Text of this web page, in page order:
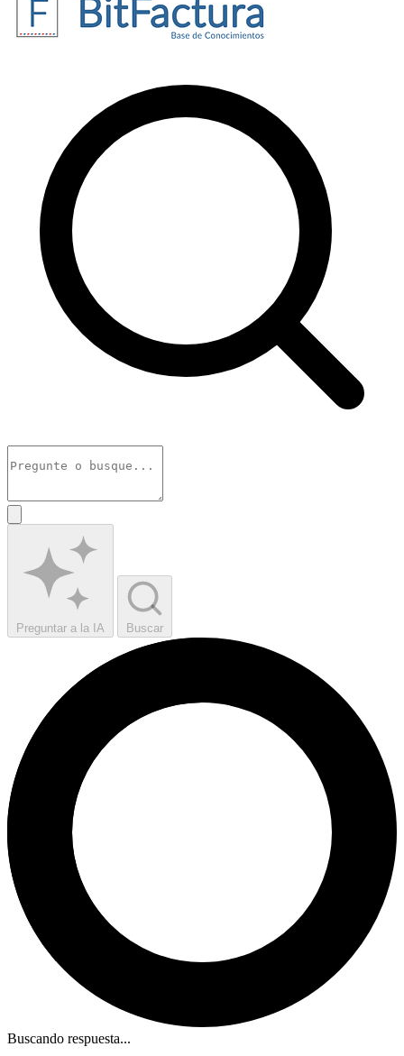
Preguntar a la IA Buscar
Buscando respuesta...